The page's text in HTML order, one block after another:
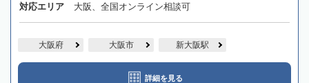
対応エリア 大阪、全国オンライン相談可
大阪府 大阪市 新大阪駅
詳細を見る